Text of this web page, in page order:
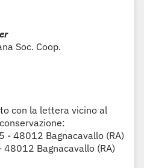
Soc. Coop.
con la lettera vicino al
- 48012 Bagnacavallo (RA)
Bagnacavallo (RA)